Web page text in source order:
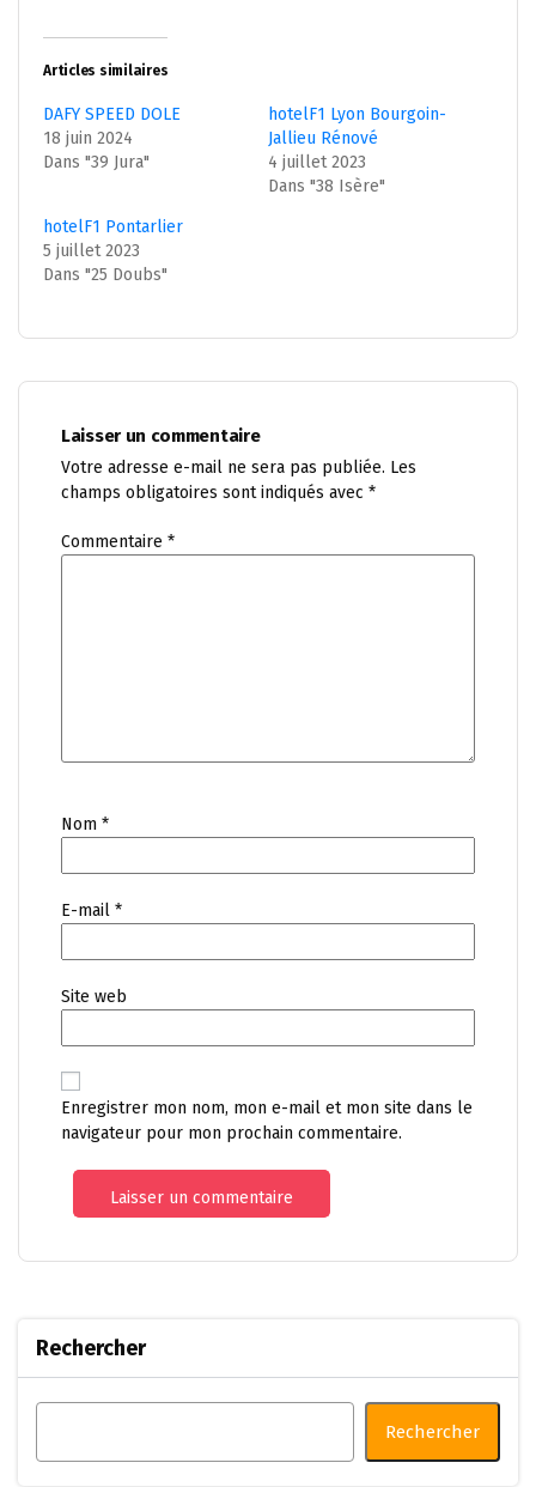
Articles similaires
DAFY SPEED DOLE
18 juin 2024
Dans "39 Jura"
hotelF1 Lyon Bourgoin-
Jallieu Rénové
4 juillet 2023
Dans "38 Isère"
hotelF1 Pontarlier
5 juillet 2023
Dans "25 Doubs"
Laisser un commentaire
Votre adresse e-mail ne sera pas publiée. Les
champs obligatoires sont indiqués avec *
Commentaire *
Nom *
E-mail *
Site web
Enregistrer mon nom, mon e-mail et mon site dans le
navigateur pour mon prochain commentaire.
Rechercher
Rechercher